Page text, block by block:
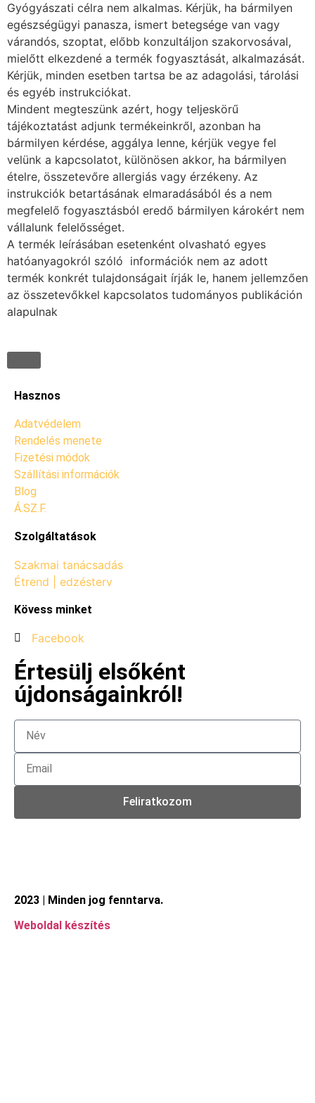
Gyógyászati célra nem alkalmas. Kérjük, ha bármilyen
egészségügyi panasza, ismert betegsége van vagy
várandós, szoptat, előbb konzultáljon szakorvosával,
mielőtt elkezdené a termék fogyasztását, alkalmazását.
Kérjük, minden esetben tartsa be az adagolási, tárolási
és egyéb instrukciókat.
Mindent megteszünk azért, hogy teljeskörű
tájékoztatást adjunk termékeinkről, azonban ha
bármilyen kérdése, aggálya lenne, kérjük vegye fel
velünk a kapcsolatot, különösen akkor, ha bármilyen
ételre, összetevőre allergiás vagy érzékeny. Az
instrukciók betartásának elmaradásából és a nem
megfelelő fogyasztásból eredő bármilyen károkért nem
vállalunk felelősséget.
A termék leírásában esetenként olvasható egyes
hatóanyagokról szóló információk nem az adott
termék konkrét tulajdonságait írják le, hanem jellemzően
az összetevőkkel kapcsolatos tudományos publikáción
alapulnak
Hasznos
Adatvédelem
Rendelés menete
Fizetési módok
Szállítási információk
Blog
Á.SZ.F.
Szolgáltatások
Szakmai tanácsadás
Étrend | edzésterv
Kövess minket
Facebook
Értesülj elsőként
újdonságainkról!
Feliratkozom
2023 | Minden jog fenntarva.
Weboldal készítés